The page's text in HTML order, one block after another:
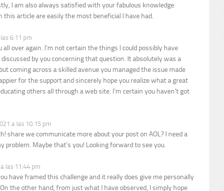
I am also always satisfied with your fabulous knowledge
this article are easily the most beneficial I have had.
6:11 pm
all over again. I’m not certain the things I could possibly have
by you concerning that question. It absolutely was a
coming across a skilled avenue you managed the issue made
for the support and sincerely hope you realize what a great
others all through a web site. I’m certain you haven’t got
a las 10:15 pm
share we communicate more about your post on AOL? I need a
problem. Maybe that’s you! Looking forward to see you.
las 11:44 pm
have framed this challenge and it really does give me personally
the other hand, from just what I have observed, I simply hope